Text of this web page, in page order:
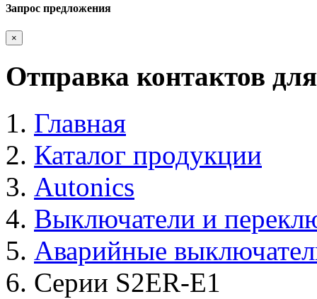
Запрос предложения
×
Отправка контактов
Главная
Каталог продукции
Autonics
Выключатели и
Аварийные
Серии S2ER-E1